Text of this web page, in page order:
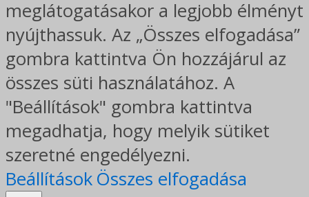
meglátogatásakor a legjobb élményt
nyújthassuk. Az „Összes elfogadása”
gombra kattintva Ön hozzájárul az
összes süti használatához. A
"Beállítások" gombra kattintva
megadhatja, hogy melyik sütiket
szeretné engedélyezni.
Beállítások Összes elfogadása